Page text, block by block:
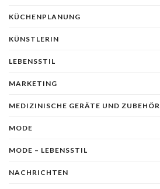
KÜCHENPLANUNG
KÜNSTLERIN
LEBENSSTIL
MARKETING
MEDIZINISCHE GERÄTE UND ZUBEHÖR
MODE
MODE – LEBENSSTIL
NACHRICHTEN